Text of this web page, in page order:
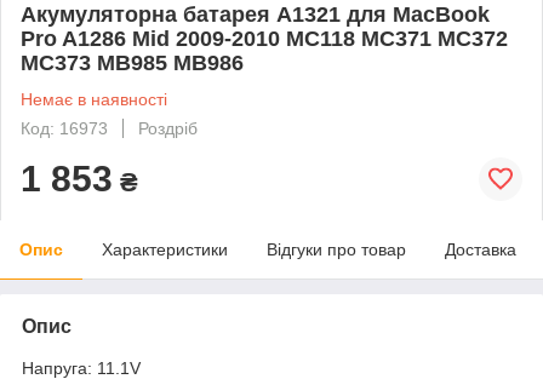
Акумуляторна батарея A1321 для MacBook
Pro A1286 Mid 2009-2010 MC118 MC371 MC372
MC373 MB985 MB986
Немає в наявності
Код: 16973
Роздріб
1 853 ₴
Опис Характеристики Відгуки про товар Доставка
Опис
Напруга: 11.1V